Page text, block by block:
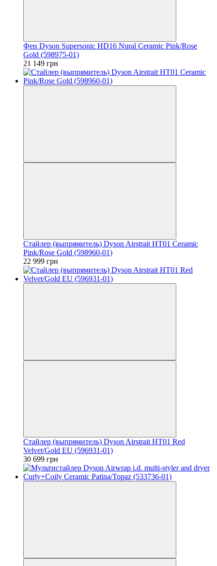
Фен Dyson Supersonic HD16 Nural Ceramic Pink/Rose
Gold (598975-01)
21 149 грн
Стайлер (выпрямитель) Dyson Airstrait HT01 Ceramic
Pink/Rose Gold (598960-01)
22 999 грн
Стайлер (выпрямитель) Dyson Airstrait HT01 Red
Velvet/Gold EU (596931-01)
30 699 грн